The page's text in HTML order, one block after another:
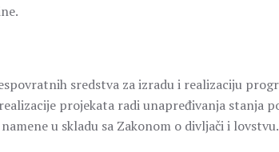
sredstva za izradu i realizaciju
projekata radi unapređivanja stanja
u skladu sa Zakonom o divljači i lovstvu.